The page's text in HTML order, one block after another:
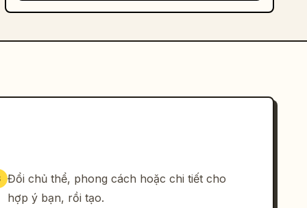
Đổi chủ thể, phong cách hoặc chi tiết cho
hợp ý bạn, rồi tạo.